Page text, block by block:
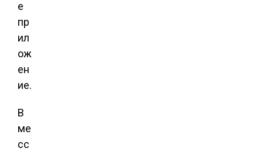
е
пр
ил
ож
ен
ие.
В
ме
сс